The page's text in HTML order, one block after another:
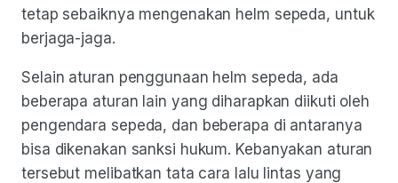
tetap sebaiknya mengenakan helm sepeda, untuk
berjaga-jaga.
Selain aturan penggunaan helm sepeda, ada
beberapa aturan lain yang diharapkan diikuti oleh
pengendara sepeda, dan beberapa di antaranya
bisa dikenakan sanksi hukum. Kebanyakan aturan
tersebut melibatkan tata cara lalu lintas yang